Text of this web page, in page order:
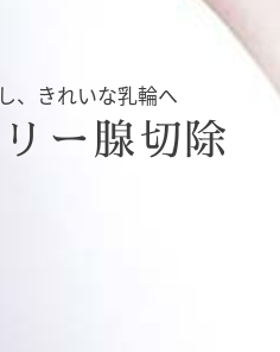
、きれいな乳輪へ
ー腺切除